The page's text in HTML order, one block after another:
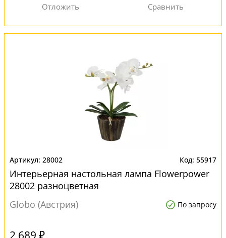
28002 55917
Интерьерная настольная лампа Flowerpower
28002 разноцветная
Globo (Австрия)
По запросу
2 689 ₽